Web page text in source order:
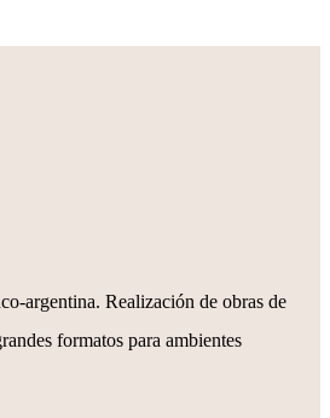
argentina. Realización de obras de
formatos para ambientes